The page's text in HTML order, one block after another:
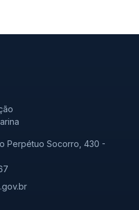
Perpétuo Socorro, 430 -